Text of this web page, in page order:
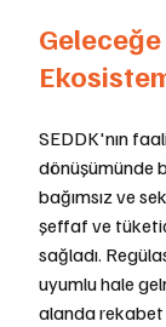
Geleceğe
SEDDK'nın
dönüşümünde
bağımsız ve
şeffaf ve
sağladı.
uyumlu hale
alanda rekabet